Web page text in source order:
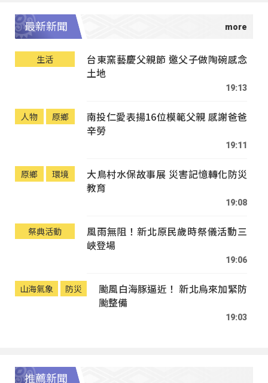
最新新聞
生活
台東窯藝慶父親節 邀父子做陶碗感念
土地
19:13
人物 原鄉
南投仁愛表揚16位模範父親 感謝爸爸
辛勞
19:11
原鄉 環境
大鳥村水保故事展 災害記憶轉化防災
教育
19:08
祭典活動
風雨無阻！新北原民歲時祭儀活動三
峽登場
19:06
山海氣象 防災
颱風白海豚逼近！ 新北烏來加緊防
颱整備
19:03
推薦新聞